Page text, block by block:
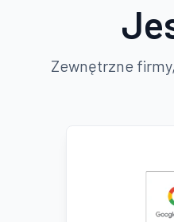
Zewnętrzne